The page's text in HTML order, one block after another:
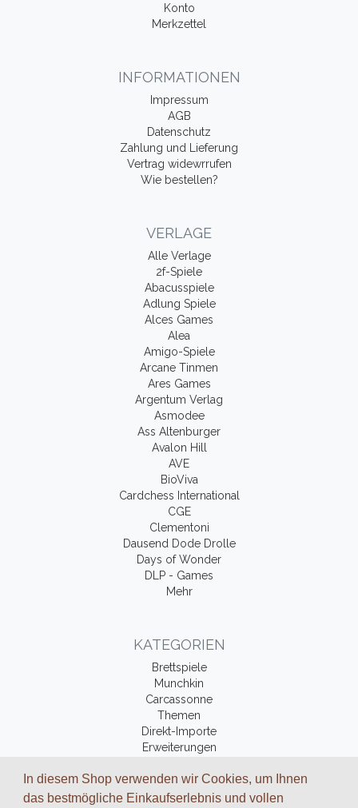
Konto
Merkzettel
INFORMATIONEN
Impressum
AGB
Datenschutz
Zahlung und Lieferung
Vertrag widewrrufen
Wie bestellen?
VERLAGE
Alle Verlage
2f-Spiele
Abacusspiele
Adlung Spiele
Alces Games
Alea
Amigo-Spiele
Arcane Tinmen
Ares Games
Argentum Verlag
Asmodee
Ass Altenburger
Avalon Hill
AVE
BioViva
Cardchess International
CGE
Clementoni
Dausend Dode Drolle
Days of Wonder
DLP - Games
Mehr
KATEGORIEN
Brettspiele
Munchkin
Carcassonne
Themen
Direkt-Importe
Erweiterungen
Zubehör
In diesem Shop verwenden wir Cookies, um Ihnen
das bestmögliche Einkaufserlebnis und vollen